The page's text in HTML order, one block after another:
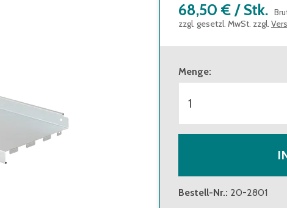
68,50 € / Stk.
zzgl. gesetzl. MwSt. zzgl.
Menge:
Bestell-Nr.: 20-2801